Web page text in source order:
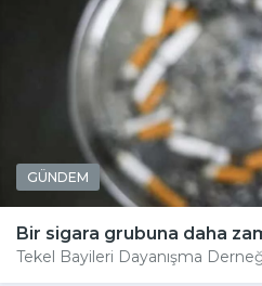
GÜNDEM
Bir sigara grubuna daha
Tekel Bayileri Dayanışma